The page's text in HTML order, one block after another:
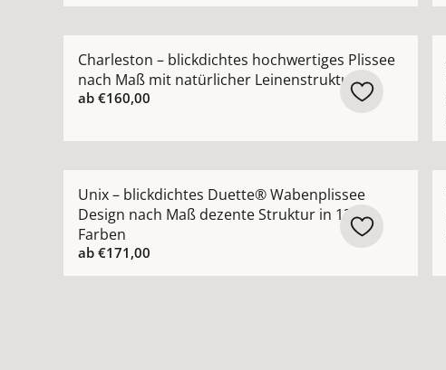
Charleston – blickdichtes hochwertiges Plissee
nach Maß mit natürlicher Leinenstruktur
ab €160,00
Unix – blickdichtes Duette® Wabenplissee
Design nach Maß dezente Struktur in 13
Farben
ab €171,00